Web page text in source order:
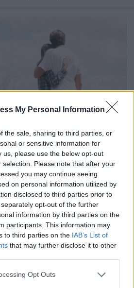
My Personal Information
the sale, sharing to third parties, or
or sensitive information for
us, please use the below opt-out
Please note that after your
you may continue seeing
on personal information utilized by
disclosed to third parties prior to
opt-out of the further
information by third parties on the
participants. This information may
to third parties on the IAB’s List of
that may further disclose it to other
app uses one or more Google
Opt Outs
számtalan platformon, a
bíztatnak, hogy bocsássunk
és engedjük el a
minket mérgez. Ezzel a
Viszont az zavaróan
vehemensen puffogtatják